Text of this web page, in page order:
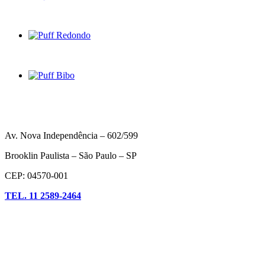
Av. Nova Independência – 602/599
Brooklin Paulista – São Paulo – SP
CEP: 04570-001
TEL. 11 2589-2464